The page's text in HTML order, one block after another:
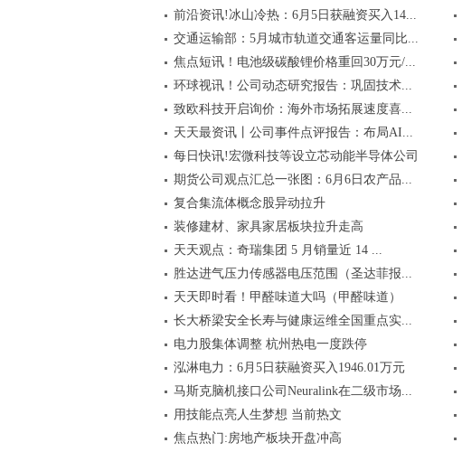
前沿资讯!冰山冷热：6月5日获融资买入14...
交通运输部：5月城市轨道交通客运量同比...
焦点短讯！电池级碳酸锂价格重回30万元/...
环球视讯！公司动态研究报告：巩固技术...
致欧科技开启询价：海外市场拓展速度喜...
天天最资讯丨公司事件点评报告：布局AI...
每日快讯!宏微科技等设立芯动能半导体公司
期货公司观点汇总一张图：6月6日农产品...
复合集流体概念股异动拉升
装修建材、家具家居板块拉升走高
天天观点：奇瑞集团 5 月销量近 14 ...
胜达进气压力传感器电压范围（圣达菲报...
天天即时看！甲醛味道大吗（甲醛味道）
长大桥梁安全长寿与健康运维全国重点实...
电力股集体调整 杭州热电一度跌停
泓淋电力：6月5日获融资买入1946.01万元
马斯克脑机接口公司Neuralink在二级市场...
用技能点亮人生梦想 当前热文
焦点热门:房地产板块开盘冲高